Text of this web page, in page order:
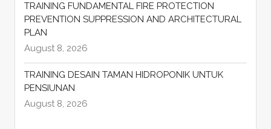
TRAINING FUNDAMENTAL FIRE PROTECTION
PREVENTION SUPPRESSION AND ARCHITECTURAL
PLAN
August 8, 2026
TRAINING DESAIN TAMAN HIDROPONIK UNTUK
PENSIUNAN
August 8, 2026